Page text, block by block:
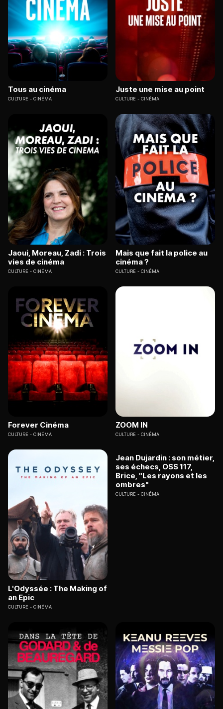
Tous au cinéma
CULTURE CINÉMA
Juste une mise au point
CULTURE CINÉMA
Jaoui, Moreau, Zadi : Trois
vies de cinéma
CULTURE CINÉMA
Mais que fait la police au
cinéma ?
CULTURE CINÉMA
Forever Cinéma
CULTURE CINÉMA
ZOOM IN
CULTURE CINÉMA
L'Odyssée : The Making of
an Epic
CULTURE CINÉMA
Jean Dujardin : son métier,
ses échecs, OSS 117,
Brice, "Les rayons et les
ombres"
CULTURE CINÉMA